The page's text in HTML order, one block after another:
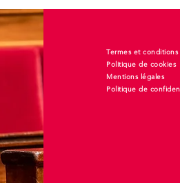
Termes et conditions
Politique de cookies
Mentions légales
Politique de